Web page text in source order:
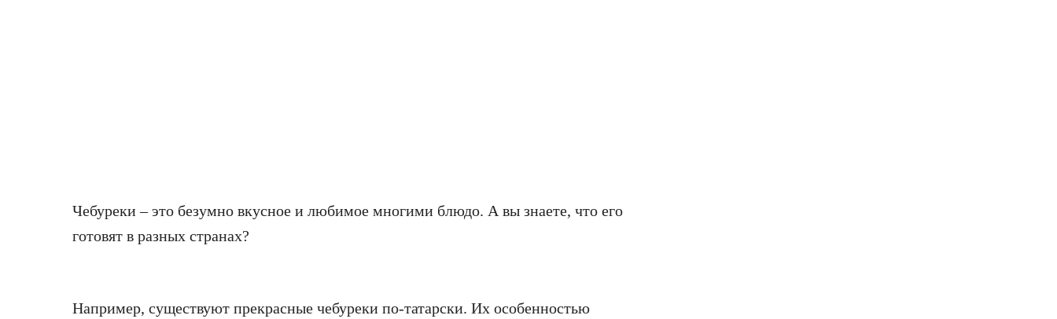
Чебуреки – это безумно вкусное и любимое многими блюдо. А вы знаете, что его
готовят в разных странах?
Например, существуют прекрасные чебуреки по-татарски. Их особенностью